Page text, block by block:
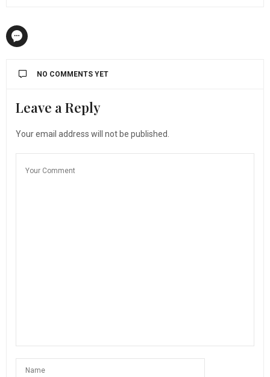
NO COMMENTS YET
Leave a Reply
Your email address will not be published.